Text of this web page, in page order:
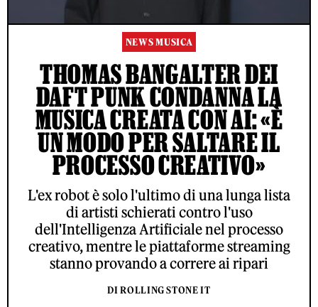
NEWS MUSICA
THOMAS BANGALTER DEI
DAFT PUNK CONDANNA LA
MUSICA CREATA CON AI: «È
UN MODO PER SALTARE IL
PROCESSO CREATIVO»
L'ex robot è solo l'ultimo di una lunga lista
di artisti schierati contro l'uso
dell'Intelligenza Artificiale nel processo
creativo, mentre le piattaforme streaming
stanno provando a correre ai ripari
DI ROLLING STONE IT